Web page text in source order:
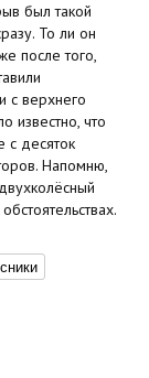
был такой
То ли он
после того,
с верхнего
известно, что
с десяток
Напомню,